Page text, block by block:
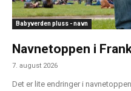
Babyverden pluss - navn
Navnetoppen i
7. august 2026
Det er lite endringer i